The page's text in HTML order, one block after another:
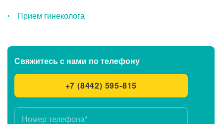
Прием гинеколога
Свяжитесь с нами по телефону
+7 (8442) 595-815